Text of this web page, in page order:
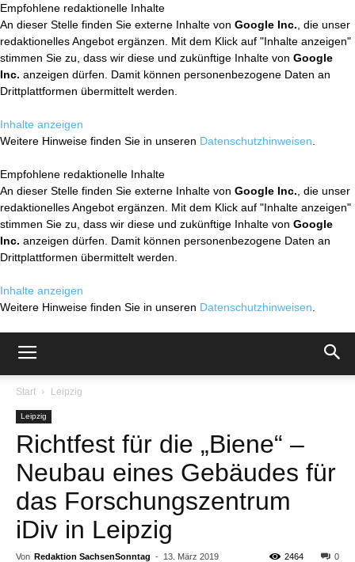
Empfohlene redaktionelle Inhalte
An dieser Stelle finden Sie externe Inhalte von Google Inc. , die unser
redaktionelles Angebot ergänzen. Mit dem Klick auf "Inhalte anzeigen"
stimmen Sie zu, dass wir diese und zukünftige Inhalte von Google
Inc. anzeigen dürfen. Damit können personenbezogene Daten an
Drittplattformen übermittelt werden.
Inhalte anzeigen
Weitere Hinweise finden Sie in unseren Datenschutzhinweisen
Empfohlene redaktionelle Inhalte
An dieser Stelle finden Sie externe Inhalte von Google Inc. , die unser
redaktionelles Angebot ergänzen. Mit dem Klick auf "Inhalte anzeigen"
stimmen Sie zu, dass wir diese und zukünftige Inhalte von Google
Inc. anzeigen dürfen. Damit können personenbezogene Daten an
Drittplattformen übermittelt werden.
Inhalte anzeigen
Weitere Hinweise finden Sie in unseren Datenschutzhinweisen
Start Leipzig
Leipzig
Richtfest für die „Biene“ –
Neubau eines Gebäudes für
das Forschungszentrum
iDiv in Leipzig
Von Redaktion SachsenSonntag - 13. März 2019 0
2464